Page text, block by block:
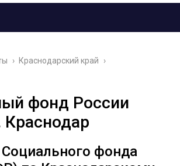
› Краснодарский край ›
фонд России
фонда